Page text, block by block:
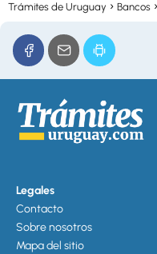
Trámites de Uruguay Bancos
Legales
Contacto
Sobre nosotros
Mapa del sitio